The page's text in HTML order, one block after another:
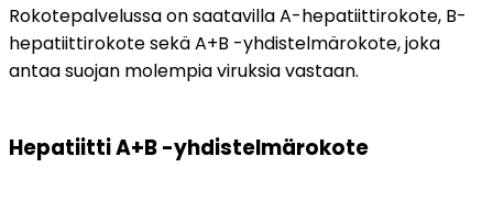
Rokotepalvelussa on saatavilla A-hepatiittirokote, B-
hepatiittirokote sekä A+B -yhdistelmärokote, joka
antaa suojan molempia viruksia vastaan.
Hepatiitti A+B -yhdistelmärokote